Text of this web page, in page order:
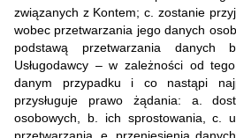
związanych z Kontem; c. zostanie
wobec przetwarzania jego danych
podstawą przetwarzania danych
Usługodawcy – w zależności od
danym przypadku i co nastąpi
przysługuje prawo żądania: a.
osobowych, b. ich sprostowania, c.